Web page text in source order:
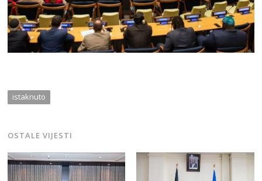
istaknuto
OSTALE VIJESTI